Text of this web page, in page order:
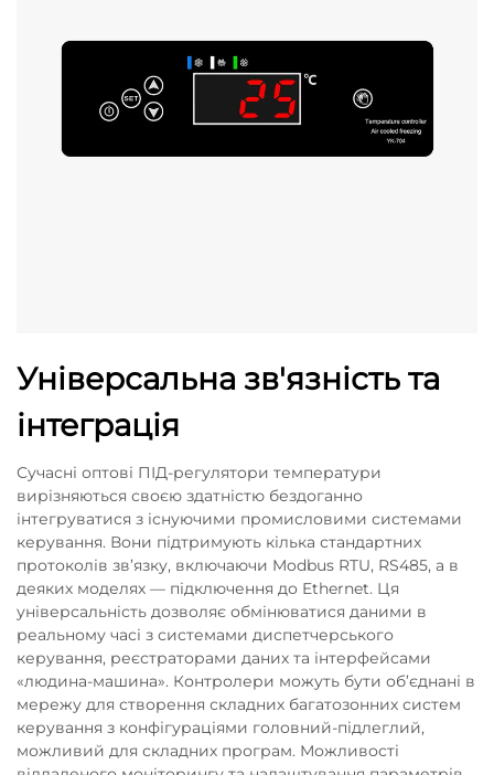
Універсальна зв'язність та
інтеграція
Сучасні оптові ПІД-регулятори температури
вирізняються своєю здатністю бездоганно
інтегруватися з існуючими промисловими системами
керування. Вони підтримують кілька стандартних
протоколів зв’язку, включаючи Modbus RTU, RS485, а в
деяких моделях — підключення до Ethernet. Ця
універсальність дозволяє обмінюватися даними в
реальному часі з системами диспетчерського
керування, реєстраторами даних та інтерфейсами
«людина-машина». Контролери можуть бути об’єднані в
мережу для створення складних багатозонних систем
керування з конфігураціями головний-підлеглий,
можливий для складних програм. Можливості